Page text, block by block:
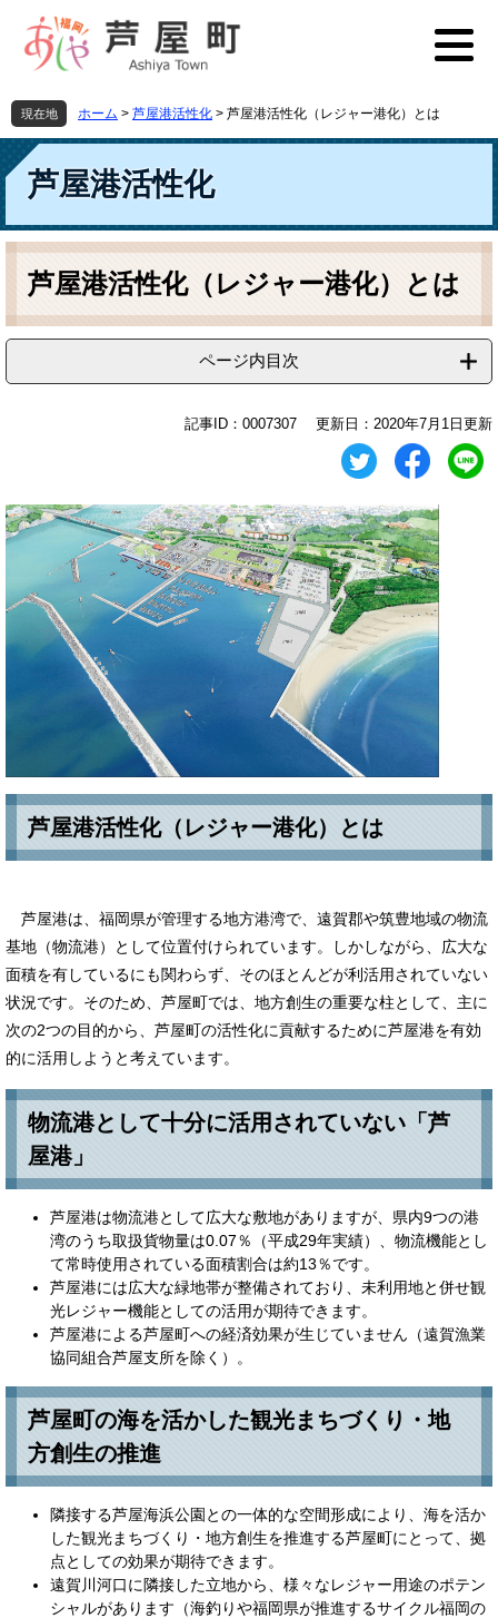
先
頭
す
を
飛
し
本
文
現在地 ホーム > 芦屋港活性化 > 芦屋港活性化（レジャー港化）とは
芦屋港活性化
本
芦屋港活性化（レジャー港化）とは
ページ内目次
記事ID：0007307 更新日：2020年7月1日更新
芦屋港活性化（レジャー港化）とは
芦屋港は、福岡県が管理する地方港湾で、遠賀郡や筑豊地域の物流
基地（物流港）として位置付けられています。しかしながら、広大な
面積を有しているにも関わらず、そのほとんどが利活用されていない
状況です。そのため、芦屋町では、地方創生の重要な柱として、主に
次の2つの目的から、芦屋町の活性化に貢献するために芦屋港を有効
的に活用しようと考えています。
物流港として十分に活用されていない「芦
屋港」
芦屋港は物流港として広大な敷地がありますが、県内9つの港
湾のうち取扱貨物量は0.07％（平成29年実績）、物流機能とし
て常時使用されている面積割合は約13％です。
芦屋港には広大な緑地帯が整備されており、未利用地と併せ観
光レジャー機能としての活用が期待できます。
芦屋港による芦屋町への経済効果が生じていません（遠賀漁業
協同組合芦屋支所を除く）。
芦屋町の海を活かした観光まちづくり・地
方創生の推進
隣接する芦屋海浜公園との一体的な空間形成により、海を活か
した観光まちづくり・地方創生を推進する芦屋町にとって、拠
点としての効果が期待できます。
遠賀川河口に隣接した立地から、様々なレジャー用途のポテン
シャルがあります（海釣りや福岡県が推進するサイクル福岡の